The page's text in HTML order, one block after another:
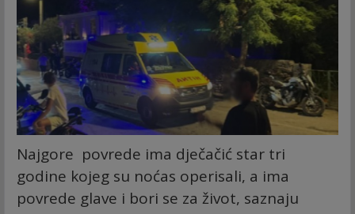
Najgore povrede ima dječačić star tri
godine kojeg su noćas operisali, a ima
povrede glave i bori se za život, saznaju